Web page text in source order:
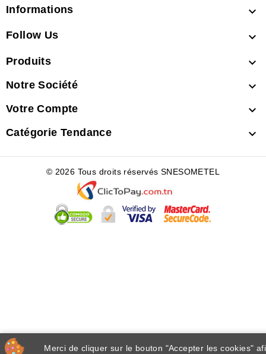
Informations 
Follow Us 
Produits 
Notre Société 
Votre Compte 
Catégorie Tendance 
Merci de cliquer sur le bouton "Accepter les cookies"
© 2026 Tous droits réservés SNESOMETEL